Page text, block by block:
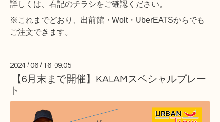
詳しくは、右記のチラシをご確認ください。
※ これまでどおり、出前館・ Wolt・ UberEATSからでも
ご注文できます。
2024 /06 / 16 09:05
【6月末まで開催】KALAMスペシャルプレー
ト